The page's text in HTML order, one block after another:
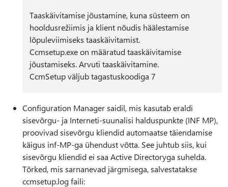
Taaskäivitamise jõustamine, kuna süsteem on
hooldusrežiimis ja klient nõudis häälestamise
lõpuleviimiseks taaskäivitamist.
Ccmsetup.exe on määratud taaskäivitamise
jõustamiseks. Arvuti taaskäivitamine.
CcmSetup väljub tagastuskoodiga 7
Configuration Manager saidil, mis kasutab eraldi
sisevõrgu- ja Interneti-suunalisi halduspunkte (INF MP),
proovivad sisevõrgu kliendid automaatse täiendamise
käigus inf-MP-ga ühendust võtta. See juhtub siis, kui
sisevõrgu kliendid ei saa Active Directoryga suhelda.
Tõrked, mis sarnanevad järgmisega, salvestatakse
ccmsetup.log faili: